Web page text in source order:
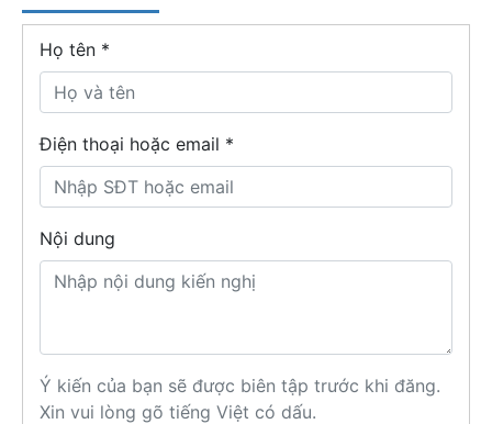
Họ tên *
Điện thoại hoặc email *
Nội dung
Ý kiến của bạn sẽ được biên tập trước khi đăng.
Xin vui lòng gõ tiếng Việt có dấu.